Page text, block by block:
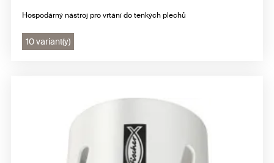
Hospodárný nástroj pro vrtání do tenkých plechů
10 variant(y)